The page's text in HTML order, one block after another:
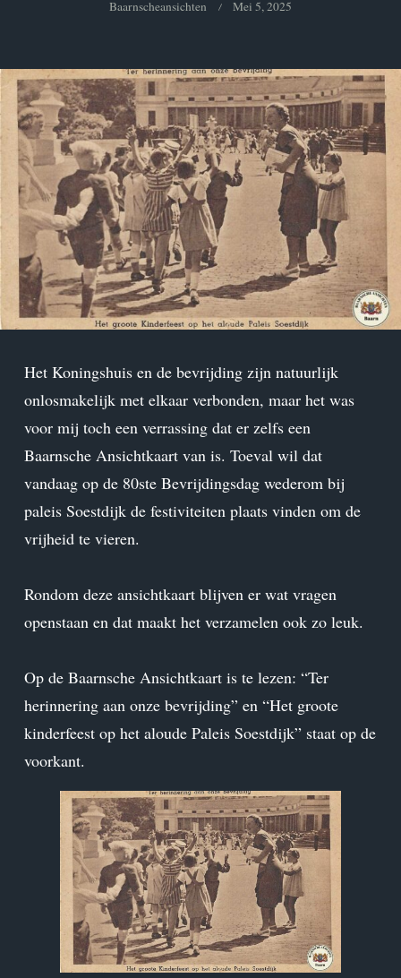
Baarnscheansichten Mei 5, 2025
Het Koningshuis en de bevrijding zijn natuurlijk
onlosmakelijk met elkaar verbonden, maar het was
voor mij toch een verrassing dat er zelfs een
Baarnsche Ansichtkaart van is. Toeval wil dat
vandaag op de 80ste Bevrijdingsdag wederom bij
paleis Soestdijk de festiviteiten plaats vinden om de
vrijheid te vieren.
Rondom deze ansichtkaart blijven er wat vragen
openstaan en dat maakt het verzamelen ook zo leuk.
Op de Baarnsche Ansichtkaart is te lezen: “Ter
herinnering aan onze bevrijding” en “Het groote
kinderfeest op het aloude Paleis Soestdijk” staat op de
voorkant.